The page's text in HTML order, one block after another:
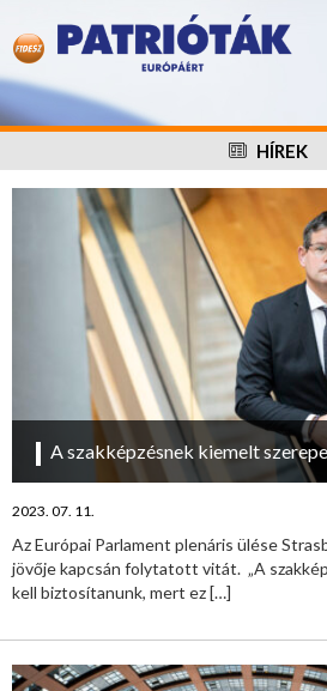
HÍREK
A szakképzésnek kiemelt
2023. 07. 11.
Az Európai Parlament plenáris ülése
jövője kapcsán folytatott vitát. „A
kell biztosítanunk, mert ez[…]